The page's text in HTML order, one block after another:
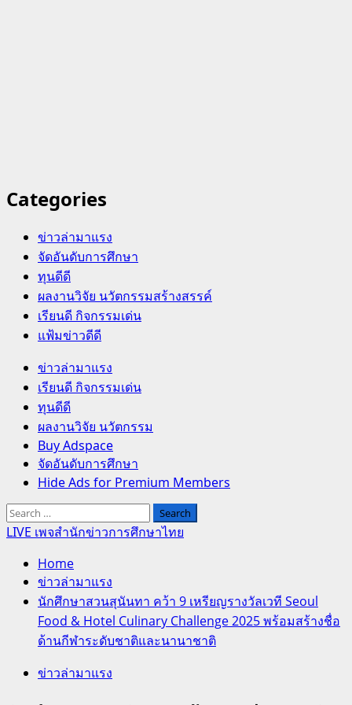
Categories
ข่าวล่ามาแรง
จัดอันดับการศึกษา
ทุนดีดี
ผลงานวิจัย นวัตกรรมสร้างสรรค์
เรียนดี กิจกรรมเด่น
แฟ้มข่าวดีดี
Primary
Menu
ข่าวล่ามาแรง
เรียนดี กิจกรรมเด่น
ทุนดีดี
ผลงานวิจัย นวัตกรรม
Buy Adspace
จัดอันดับการศึกษา
Hide Ads for Premium Members
Search
for:
LIVE เพจสำนักข่าวการศึกษาไทย
Home
ข่าวล่ามาแรง
นักศึกษาสวนสุนันทา คว้า 9 เหรียญรางวัลเวที Seoul
Food & Hotel Culinary Challenge 2025 พร้อมสร้างชื่อ
ด้านกีฬาระดับชาติและนานาชาติ
ข่าวล่ามาแรง